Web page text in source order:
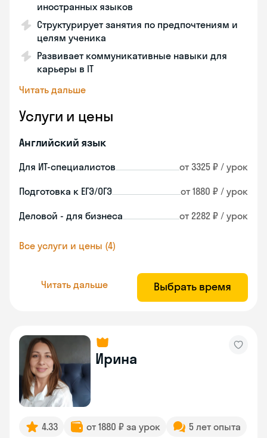
иностранных языков
Структурирует занятия по предпочтениям и
целям ученика
Развивает коммуникативные навыки для
карьеры в IT
Читать дальше
Услуги и цены
Английский язык
Для ИТ-специалистов от 3325 ₽ / урок
Подготовка к ЕГЭ/ОГЭ от 1880 ₽ / урок
Деловой - для бизнеса от 2282 ₽ / урок
Все услуги и цены (4)
Читать дальше Выбрать время
Ирина
4.33 от 1880 ₽ за урок 5 лет опыта